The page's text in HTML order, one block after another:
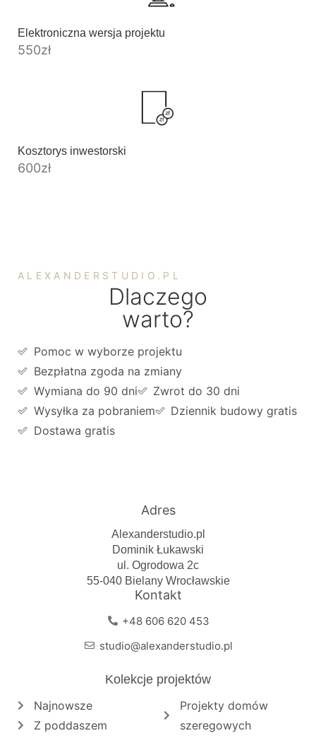
Elektroniczna wersja projektu
550zł
Kosztorys inwestorski
600zł
ALEXANDERSTUDIO.PL
Dlaczego
warto?
Pomoc w wyborze projektu
Bezpłatna zgoda na zmiany
Wymiana do 90 dni
Zwrot do 30 dni
Wysyłka za pobraniem
Dziennik budowy gratis
Dostawa gratis
Adres
Alexanderstudio.pl
Dominik Łukawski
ul. Ogrodowa 2c
55-040 Bielany Wrocławskie
Kontakt
+48 606 620 453
studio@alexanderstudio.pl
Kolekcje projektów
Najnowsze
Z poddaszem
Projekty domów
szeregowych